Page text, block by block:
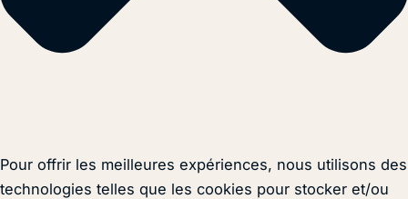
Pour offrir les meilleures expériences, nous utilisons des
technologies telles que les cookies pour stocker et/ou